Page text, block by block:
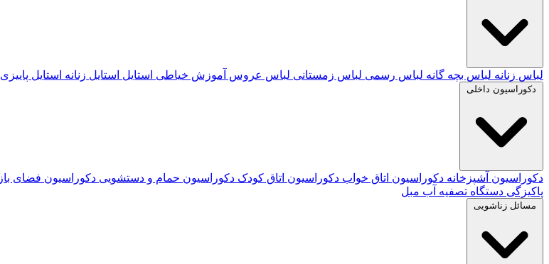
لباس زنانه لباس بچه گانه لباس رسمی لباس زمستانی لباس عروس آموزش خیاطی استایل استایل زنانه استایل پاییزی
دکوراسیون داخلی
دکوراسیون آشپزخانه دکوراسیون اتاق خواب دکوراسیون اتاق کودک دکوراسیون حمام و دستشویی دکوراسیون فضای باز
پاکیزگی دستگاه تصفیه آب مبل
مسائل زناشویی